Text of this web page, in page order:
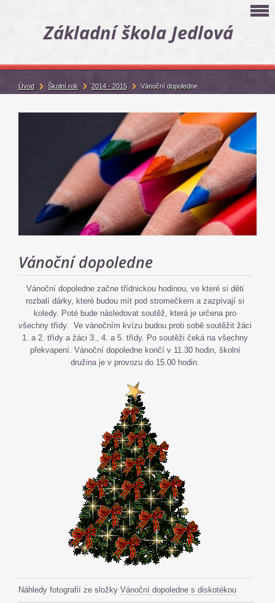
Základní škola Jedlová
Vánoční dopoledne
Vánoční dopoledne začne třídnickou hodinou, ve které si děti
rozbalí dárky, které budou mít pod stromečkem a zazpívají si
koledy. Poté bude následovat soutěž, která je určena pro
všechny třídy. Ve vánočním kvízu budou proti sobě soutěžit žáci
1. a 2. třídy a žáci 3., 4. a 5. třídy. Po soutěži čeká na všechny
překvapení. Vánoční dopoledne končí v 11.30 hodin, školní
družina je v provozu do 15.00 hodin.
Náhledy fotografií ze složky Vánoční dopoledne s diskotékou
Úvod Školní rok 2014 - 2015 Vánoční dopoledne